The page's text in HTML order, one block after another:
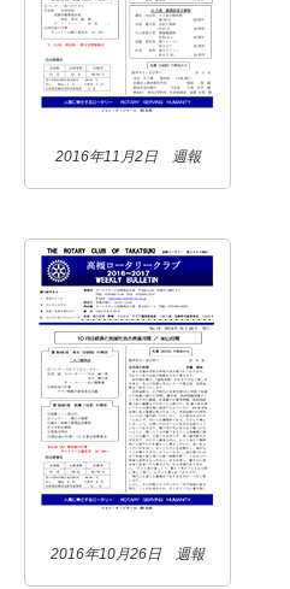
2016年11月2日 週報
2016年10月26日 週報